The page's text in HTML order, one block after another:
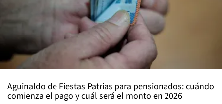
Aguinaldo de Fiestas Patrias para pensionados: cuándo
comienza el pago y cuál será el monto en 2026